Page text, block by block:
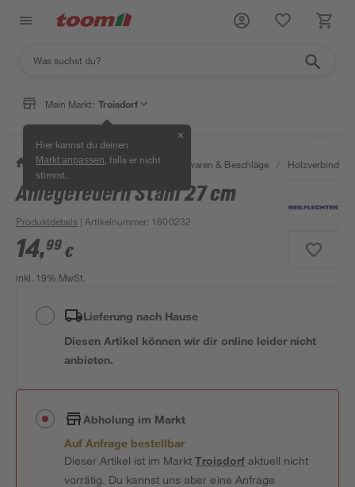
Mein Markt: Troisdorf
Hier kannst du deinen
Markt anpassen , falls er nicht
stimmt.
✕
/ Werkstatt & Maschinen / Eisenwaren & Beschläge / Holzverbinder
Anlegefedern Stahl 27 cm
Produktdetails | Artikelnummer: 1600232
14,99 €
inkl. 19% MwSt.
Lieferung nach Hause
Diesen Artikel können wir dir online leider nicht
anbieten.
Abholung im Markt
Auf Anfrage bestellbar
Dieser Artikel ist im MarktTroisdorfaktuell nicht
vorrätig. Du kannst uns aber eine Anfrage